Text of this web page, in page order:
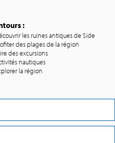
:
les ruines antiques de Side
des plages de la région
des excursions
nautiques
la région